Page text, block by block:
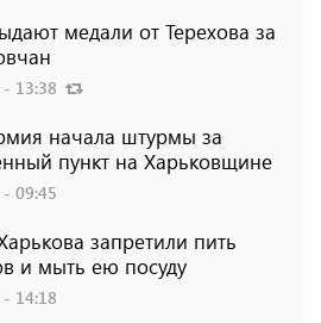
медали от Терехова за
- 13:38
начала штурмы за
пункт на Харьковщине
- 09:45
запретили пить
и мыть ею посуду
- 14:18